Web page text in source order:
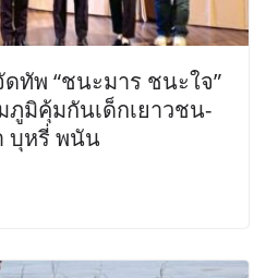
ทัพ “ชนะมาร ชนะใจ”
ภูมิคุ้มกันเด็กเยาวชน-
บุหรี่ พนัน